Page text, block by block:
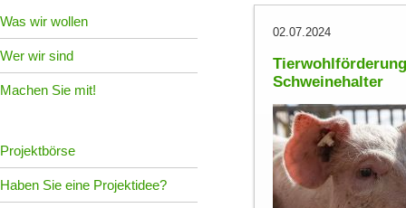
Was wir wollen
Wer wir sind
Machen Sie mit!
Projektbörse
Haben Sie eine Projektidee?
02.07.2024
Schweinehalter